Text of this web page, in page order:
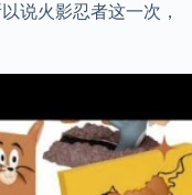
说火影忍者这一次，